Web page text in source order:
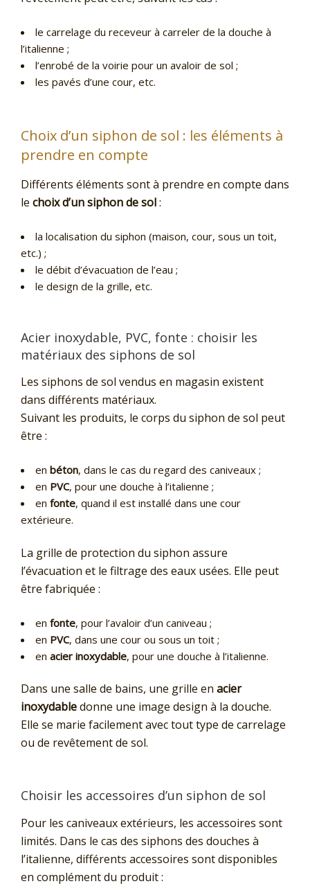
le carrelage du receveur à carreler de la douche à
l’italienne ;
l’enrobé de la voirie pour un avaloir de sol ;
les pavés d’une cour, etc.
Choix d’un siphon de sol : les éléments à
prendre en compte
Différents éléments sont à prendre en compte dans
le choix d’un siphon de sol:
la localisation du siphon (maison, cour, sous un toit,
etc.) ;
le débit d’évacuation de l’eau ;
le design de la grille, etc.
Acier inoxydable, PVC, fonte : choisir les
matériaux des siphons de sol
Les siphons de sol vendus en magasin existent
dans différents matériaux.
Suivant les produits, le corps du siphon de sol peut
être :
en béton, dans le cas du regard des caniveaux ;
en PVC, pour une douche à l’italienne ;
en fonte, quand il est installé dans une cour
extérieure.
La grille de protection du siphon assure
l’évacuation et le filtrage des eaux usées. Elle peut
être fabriquée :
en fonte, pour l’avaloir d’un caniveau ;
en PVC, dans une cour ou sous un toit ;
en acier inoxydable, pour une douche à l’italienne.
Dans une salle de bains, une grille en acier
inoxydabledonne une image design à la douche.
Elle se marie facilement avec tout type de carrelage
ou de revêtement de sol.
Choisir les accessoires d’un siphon de sol
Pour les caniveaux extérieurs, les accessoires sont
limités. Dans le cas des siphons des douches à
l’italienne, différents accessoires sont disponibles
en complément du produit :